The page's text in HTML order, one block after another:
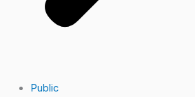
Public